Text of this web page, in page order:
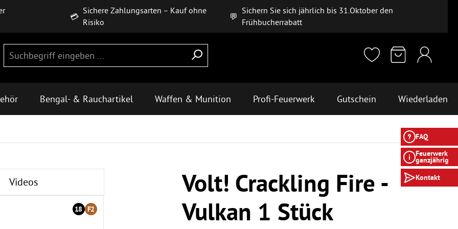
FAQ
Feuerwerk
ganzjährig
Kontakt
💳
Sichere Zahlungsarten – Kauf ohne
Risiko
💬
Sichern Sie sich jährlich bis 31.Oktober den
Frühbucherrabatt
Bengal- & Rauchartikel Waffen & Munition Profi-Feuerwerk Gutschein Wiederladen
Videos
18 F2
Volt! Crackling Fire -
Vulkan 1 Stück